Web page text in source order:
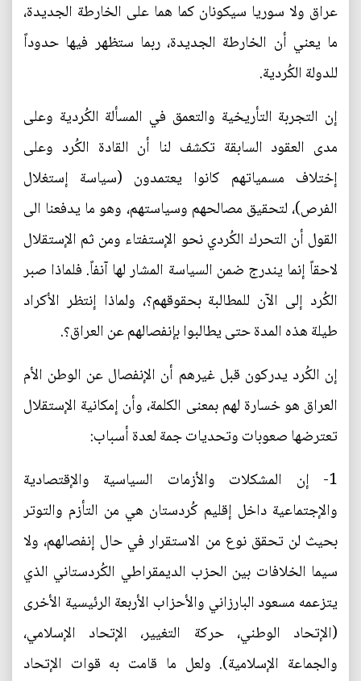
عراق ولا سوريا سيكونان كما هما على الخارطة الجديدة،
ما يعني أن الخارطة الجديدة، ربما ستظهر فيها حدوداً
للدولة الكُردية.
إن التجربة التأريخية والتعمق في المسألة الكُردية وعلى
مدى العقود السابقة تكشف لنا أن القادة الكُرد وعلى
إختلاف مسمياتهم كانوا يعتمدون (سياسة إستغلال
الفرص)، لتحقيق مصالحهم وسياستهم، وهو ما يدفعنا الى
القول أن التحرك الكُردي نحو الإستفتاء ومن ثم الإستقلال
لاحقاً إنما يندرج ضمن السياسة المشار لها آنفاً. فلماذا صبر
الكُرد إلى الآن للمطالبة بحقوقهم؟، ولماذا إنتظر الأكراد
طيلة هذه المدة حتى يطالبوا بإنفصالهم عن العراق؟.
إن الكُرد يدركون قبل غيرهم أن الإنفصال عن الوطن الأم
العراق هو خسارة لهم بمعنى الكلمة، وأن إمكانية الإستقلال
تعترضها صعوبات وتحديات جمة لعدة أسباب:
1- إن المشكلات والأزمات السياسية والإقتصادية
والإجتماعية داخل إقليم كُردستان هي من التأزم والتوتر
بحيث لن تحقق نوع من الاستقرار في حال إنفصالهم، ولا
سيما الخلافات بين الحزب الديمقراطي الكُردستاني الذي
يتزعمه مسعود البارزاني والأحزاب الأربعة الرئيسية الأخرى
(الإتحاد الوطني، حركة التغيير، الإتحاد الإسلامي،
والجماعة الإسلامية). ولعل ما قامت به قوات الإتحاد